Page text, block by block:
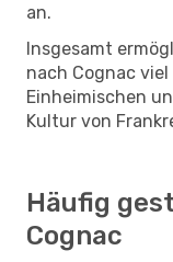
an.
Insgesamt
nach Cognac
Einheimischen
Kultur von
Häufig
Cognac